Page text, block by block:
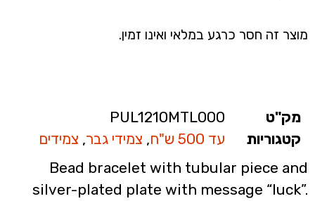
מוצר זה חסר כרגע במלאי ואינו זמין.
מק"ט
PUL1210MTL000
קטגוריות
עד 500 ש"ח , צמידי גבר, צמידים
Bead bracelet with tubular piece and
silver-plated plate with message “luck”.